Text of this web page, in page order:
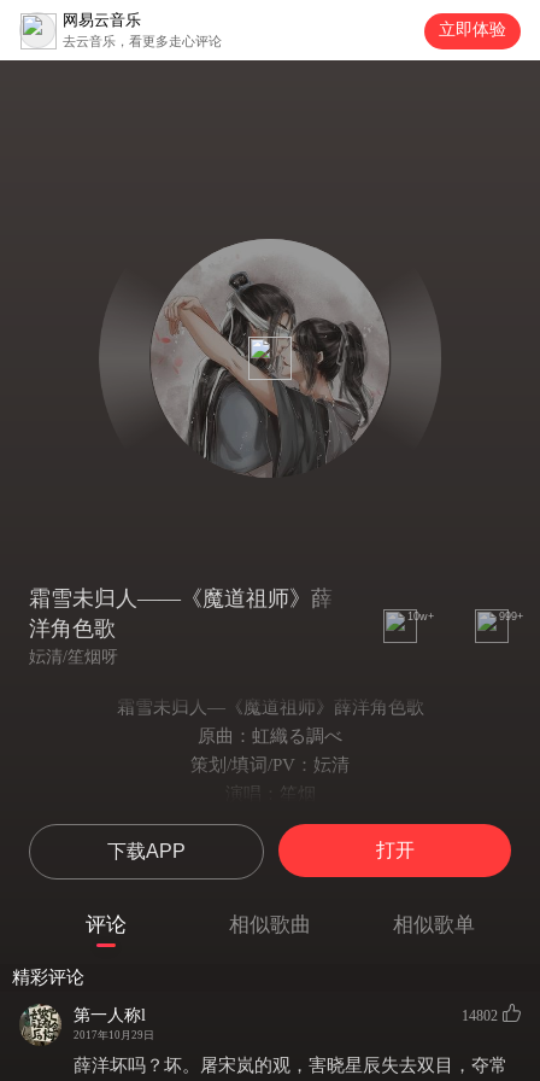
网易云音乐
去云音乐，看更多走心评论
立即体验
霜雪未归人——《魔道祖师》薛
洋角色歌
妘清/笙烟呀
10w+ 999+
霜雪未归人―《魔道祖师》薛洋角色歌
原曲：虹織る調べ
策划/填词/PV：妘清
演唱：笙烟
后期：dB音频工作室
美工：容止
题字：迟洲【笔触工作室】
鸣谢：青初霁
有几许遗恨 金星雪浪湮没于荒尘
下载APP 打开
评论 相似歌曲 相似歌单
精彩评论
第一人称l
2017年10月29日
14802
薛洋坏吗？坏。屠宋岚的观，害晓星辰失去双目，夺常